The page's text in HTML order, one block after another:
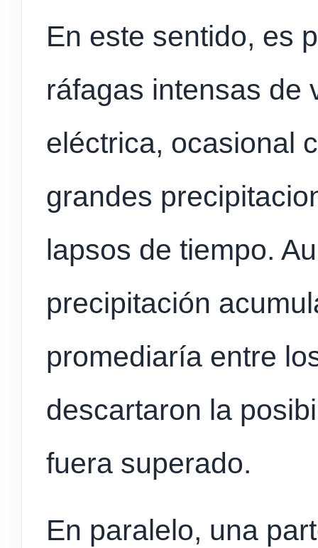
En este sentido, es
ráfagas intensas de
eléctrica, ocasional
grandes
lapsos de tiempo.
precipitación
promediaría entre
descartaron la
fuera superado.
En paralelo, una